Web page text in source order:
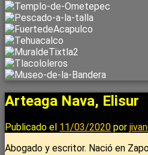
Arteaga Nava, Elisur
Publicado el 11/03/2020 por
Abogado y escritor. Nació en